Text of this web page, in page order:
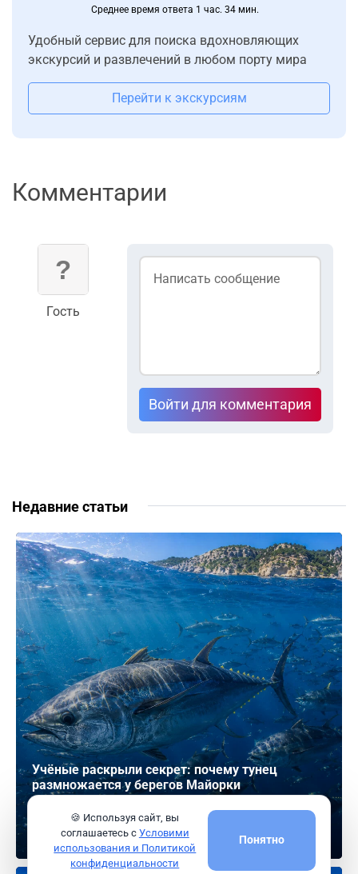
Среднее время ответа 1 час. 34 мин.
Удобный сервис для поиска вдохновляющих
экскурсий и развлечений в любом порту мира
Перейти к экскурсиям
Комментарии
Гость
Войти для комментария
Недавние статьи
Учёные раскрыли секрет: почему тунец
размножается у берегов Майорки
Читать
🍪 Используя сайт, вы
соглашаетесь с Условими
использования и Политикой
конфиденциальности
Понятно